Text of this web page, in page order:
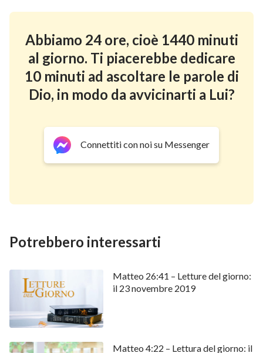
cadaveri,giocattoli di Satana e figli dell'inferno.
Lettura consigliata:
Un’esperienza di fede: un cattolico trova il
percorso per liberarsi dal peccato
Spezzone del film “Dal trono scorre l’acqua
della vita” – Chi è che da la vita eterna
all’uomo?
Abbiamo 24 ore, cioè 1440 minuti
al giorno. Ti piacerebbe dedicare
10 minuti ad ascoltare le parole di
Dio, in modo da avvicinarti a Lui?
Connettiti con noi su Messenger
Potrebbero interessarti
Matteo 26:41 – Letture del giorno:
il 23 novembre 2019
Matteo 4:22 – Lettura del giorno: il